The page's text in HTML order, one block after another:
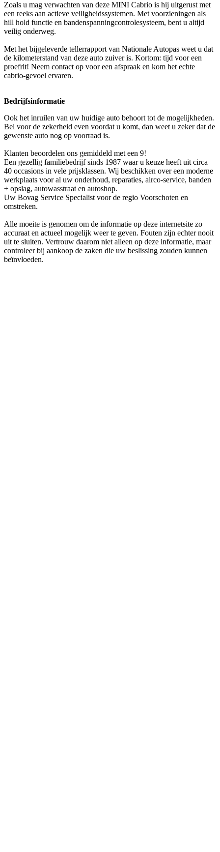
Zoals u mag verwachten van deze MINI Cabrio is hij uitgerust met
een reeks aan actieve veiligheidssystemen. Met voorzieningen als
hill hold functie en bandenspanningcontrolesysteem, bent u altijd
veilig onderweg.
Met het bijgeleverde tellerrapport van Nationale Autopas weet u dat
de kilometerstand van deze auto zuiver is. Kortom: tijd voor een
proefrit! Neem contact op voor een afspraak en kom het echte
cabrio-gevoel ervaren.
Bedrijfsinformatie
Ook het inruilen van uw huidige auto behoort tot de mogelijkheden.
Bel voor de zekerheid even voordat u komt, dan weet u zeker dat de
gewenste auto nog op voorraad is.
Klanten beoordelen ons gemiddeld met een 9!
Een gezellig familiebedrijf sinds 1987 waar u keuze heeft uit circa
40 occasions in vele prijsklassen. Wij beschikken over een moderne
werkplaats voor al uw onderhoud, reparaties, airco-service, banden
+ opslag, autowasstraat en autoshop.
Uw Bovag Service Specialist voor de regio Voorschoten en
omstreken.
Alle moeite is genomen om de informatie op deze internetsite zo
accuraat en actueel mogelijk weer te geven. Fouten zijn echter nooit
uit te sluiten. Vertrouw daarom niet alleen op deze informatie, maar
controleer bij aankoop de zaken die uw beslissing zouden kunnen
beïnvloeden.